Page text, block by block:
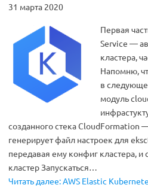
31 марта 2020
Первая
Service —
кластера,
Напомню,
в
модуль
созданного стека CloudFormation
генерирует файл настроек для
передавая ему конфиг кластера, и
кластер Запускаться…
Читать далее: AWS Elastic